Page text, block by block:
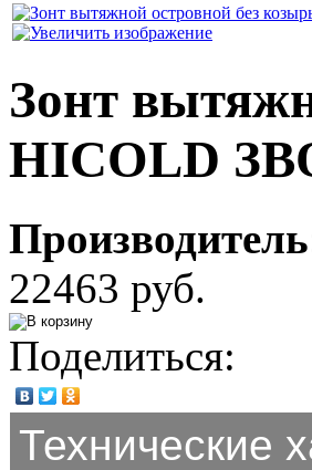
Зонт
HICOLD
Производитель
22463 руб.
Поделиться:
Технические